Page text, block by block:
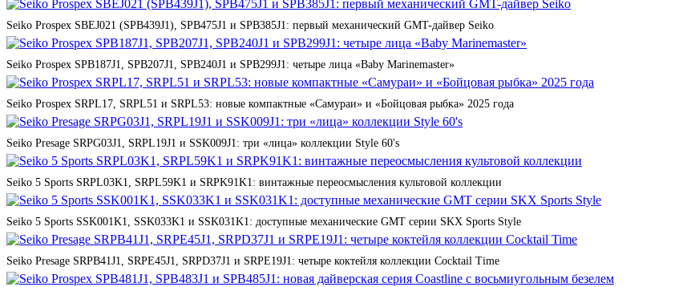
Seiko Prospex SBEJ021 (SPB439J1), SPB475J1 и SPB385J1: первый механический GMT-дайвер Seiko
Seiko Prospex SPB187J1, SPB207J1, SPB240J1 и SPB299J1: четыре лица «Baby Marinemaster»
Seiko Prospex SRPL17, SRPL51 и SRPL53: новые компактные «Самураи» и «Бойцовая рыбка» 2025 года
Seiko Presage SRPG03J1, SRPL19J1 и SSK009J1: три «лица» коллекции Style 60's
Seiko 5 Sports SRPL03K1, SRPL59K1 и SRPK91K1: винтажные переосмысления культовой коллекции
Seiko 5 Sports SSK001K1, SSK033K1 и SSK031K1: доступные механические GMT серии SKX Sports Style
Seiko Presage SRPB41J1, SRPE45J1, SRPD37J1 и SRPE19J1: четыре коктейля коллекции Cocktail Time